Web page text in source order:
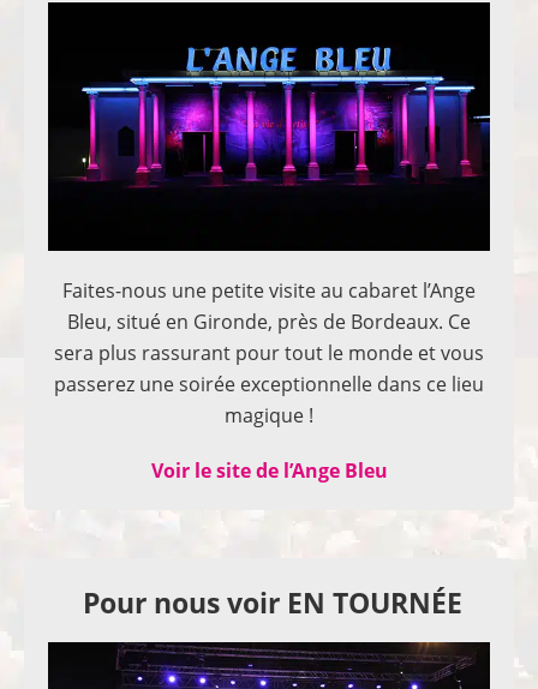
Faites-nous une petite visite au cabaret l’Ange
Bleu, situé en Gironde, près de Bordeaux. Ce
sera plus rassurant pour tout le monde et vous
passerez une soirée exceptionnelle dans ce lieu
magique !
Voir le site de l’Ange Bleu
Pour nous voir EN TOURNÉE